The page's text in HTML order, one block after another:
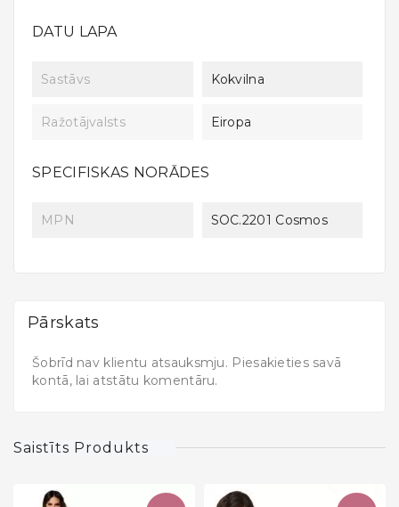
DATU LAPA
Sastāvs Kokvilna
Ražotājvalsts Eiropa
SPECIFISKAS NORĀDES
MPN SOC.2201 Cosmos
Pārskats
Šobrīd nav klientu atsauksmju. Piesakieties savā
kontā, lai atstātu komentāru.
Saistīts Produkts